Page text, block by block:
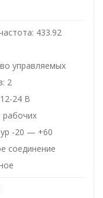
433.92
управляемых
2
24 В
рабочих
-20 — +60
соединение